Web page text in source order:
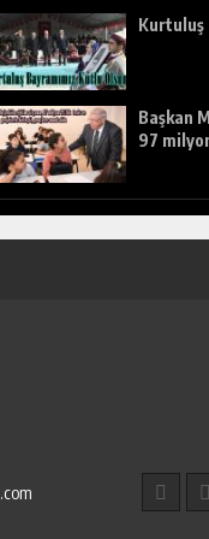
Kurtuluş
Başkan
97